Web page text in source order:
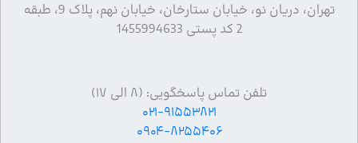
تهران، دریان نو، خیابان ستارخان، خیابان نهم، پلاک 9، طبقه
2 کد پستی 1455994633
تلفن تماس پاسخگویی: (۸ الی ۱۷)
۰۲۱-۹۱۵۵۳۸۲۱
۰۹۰۴-۸۲۵۵۴۰۶